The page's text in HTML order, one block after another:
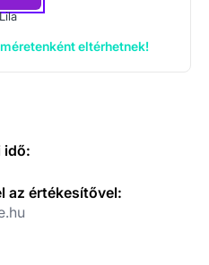
Lila
eltérhetnek!
idő:
az értékesítővel: